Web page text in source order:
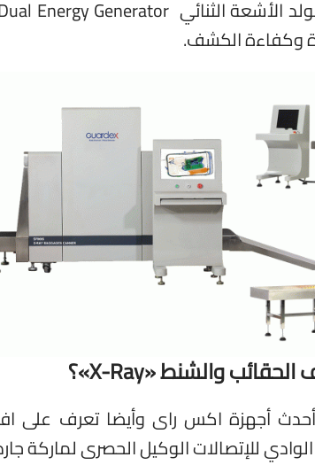
وكفاءة الكشف.
الحقائب والشنط«
X-Ray»؟
أجهزة اكس راى وأيضا تعرف على
للإتصالات الوكيل الحصرى